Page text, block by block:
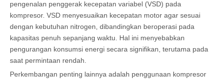
pengenalan penggerak kecepatan variabel (VSD) pada
kompresor. VSD menyesuaikan kecepatan motor agar sesuai
dengan kebutuhan nitrogen, dibandingkan beroperasi pada
kapasitas penuh sepanjang waktu. Hal ini menyebabkan
pengurangan konsumsi energi secara signifikan, terutama pada
saat permintaan rendah.
Perkembangan penting lainnya adalah penggunaan kompresor